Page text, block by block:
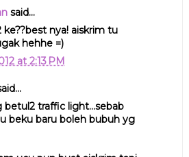
said...
nya! aiskrim tu
hehhe =)
at 2:13 PM
traffic light...sebab
beku baru boleh bubuh yg